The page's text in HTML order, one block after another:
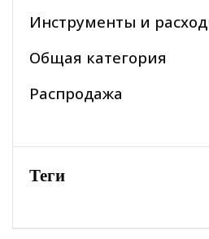
Инструменты и
Общая категория
Распродажа
Теги